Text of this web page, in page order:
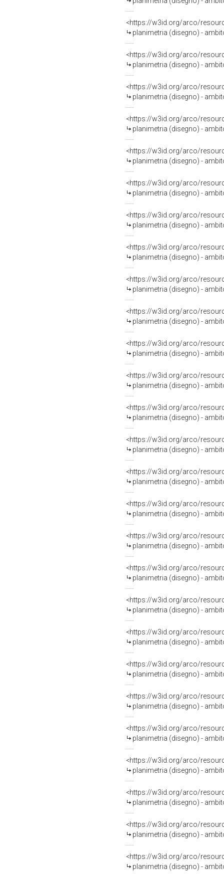
<https://w3id.org/arco/
planimetria (disegno) -
<https://w3id.org/arco/
planimetria (disegno) -
<https://w3id.org/arco/
planimetria (disegno) -
<https://w3id.org/arco/
planimetria (disegno) -
<https://w3id.org/arco/
planimetria (disegno) -
<https://w3id.org/arco/
planimetria (disegno) -
<https://w3id.org/arco/
planimetria (disegno) -
<https://w3id.org/arco/
planimetria (disegno) -
<https://w3id.org/arco/
planimetria (disegno) -
<https://w3id.org/arco/
planimetria (disegno) -
<https://w3id.org/arco/
planimetria (disegno) -
<https://w3id.org/arco/
planimetria (disegno) -
<https://w3id.org/arco/
planimetria (disegno) -
<https://w3id.org/arco/
planimetria (disegno) -
<https://w3id.org/arco/
planimetria (disegno) -
<https://w3id.org/arco/
planimetria (disegno) -
<https://w3id.org/arco/
planimetria (disegno) -
<https://w3id.org/arco/
planimetria (disegno) -
<https://w3id.org/arco/
planimetria (disegno) -
<https://w3id.org/arco/
planimetria (disegno) -
<https://w3id.org/arco/
planimetria (disegno) -
<https://w3id.org/arco/
planimetria (disegno) -
<https://w3id.org/arco/
planimetria (disegno) -
<https://w3id.org/arco/
planimetria (disegno) -
<https://w3id.org/arco/
planimetria (disegno) -
<https://w3id.org/arco/
planimetria (disegno) -
<https://w3id.org/arco/
planimetria (disegno) -